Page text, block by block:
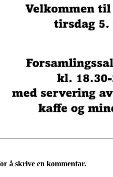
å skrive en kommentar.